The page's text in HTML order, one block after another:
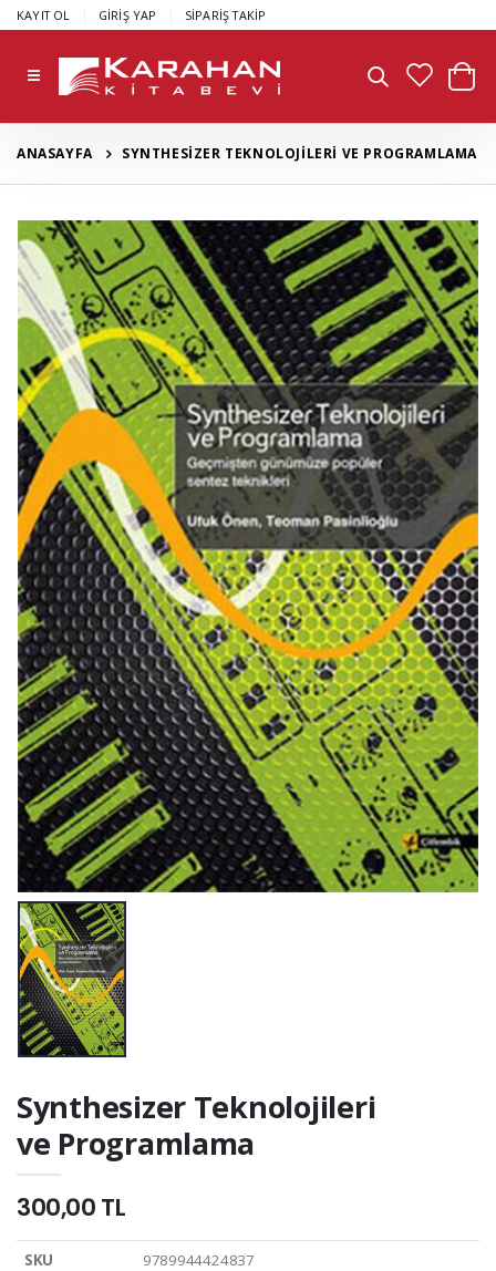
KAYIT OL GİRİŞ YAP SİPARİŞ TAKİP
ANASAYFA SYNTHESİZER TEKNOLOJİLERİ VE PROGRAMLAMA
Synthesizer Teknolojileri
ve Programlama
300,00 TL
SKU
9789944424837